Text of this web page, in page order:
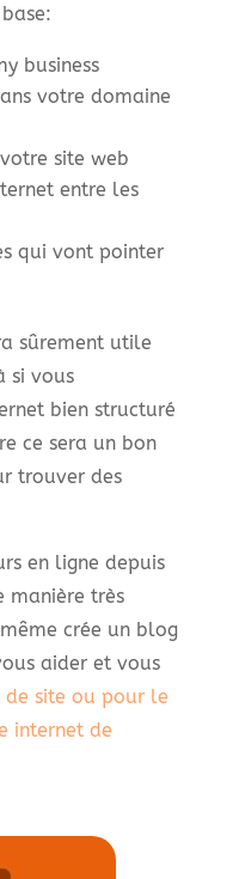
business
votre domaine
site web
entre les
qui vont pointer
sûrement utile
si vous
bien structuré
ce sera un bon
trouver des
en ligne depuis
manière très
crée un blog
aider et vous
de site ou pour le
internet de